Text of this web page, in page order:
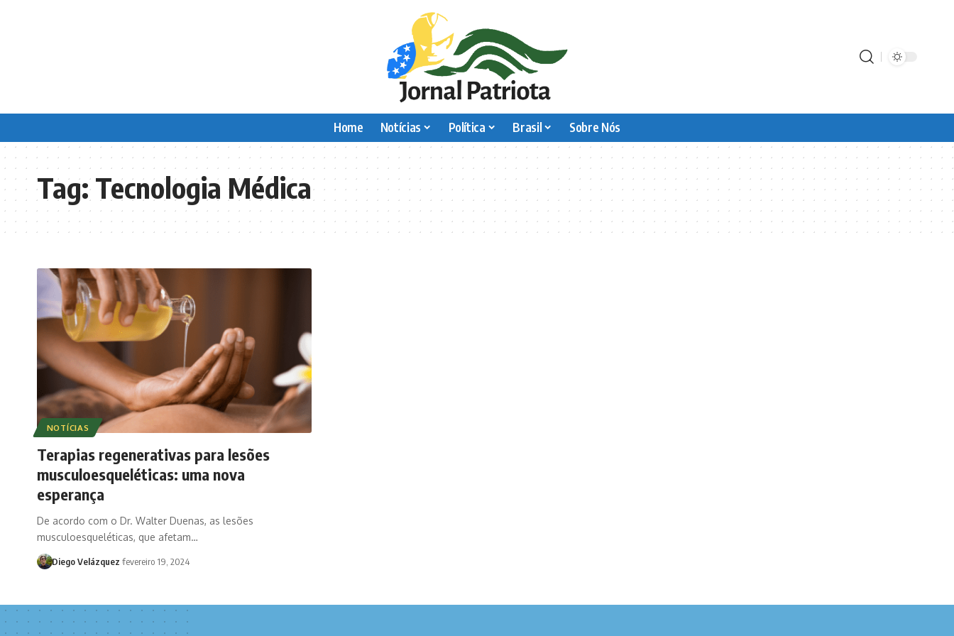
Home Notícias Política Brasil Sobre Nós
Tag:Tecnologia Médica
NOTÍCIAS
Terapias regenerativas para lesões
musculoesqueléticas: uma nova
esperança
De acordo com o Dr. Walter Duenas, as lesões
musculoesqueléticas, que afetam…
Diego Velázquez fevereiro 19, 2024